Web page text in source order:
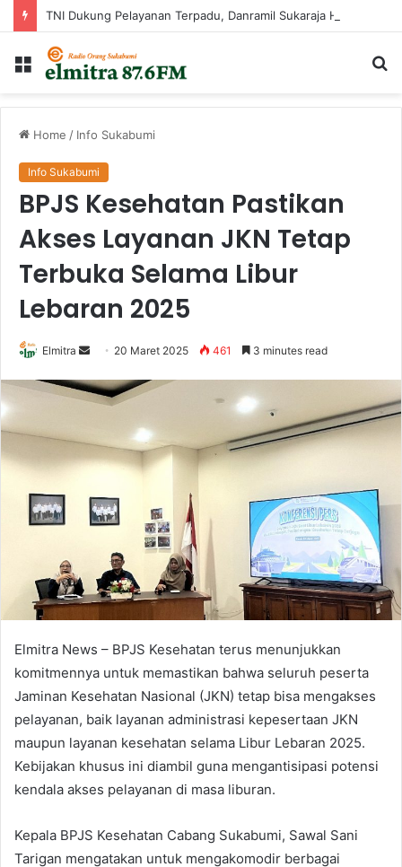
Menu
Home / Info Sukabumi
Info Sukabumi
BPJS Kesehatan Pastikan
Akses Layanan JKN Tetap
Terbuka Selama Libur
Lebaran 2025
Elmitra
Send
email
20 Maret 2025 461 3 minutes read
Elmitra News – BPJS Kesehatan terus menunjukkan
komitmennya untuk memastikan bahwa seluruh peserta
Jaminan Kesehatan Nasional (JKN) tetap bisa mengakses
pelayanan, baik layanan administrasi kepesertaan JKN
maupun layanan kesehatan selama Libur Lebaran 2025.
Kebijakan khusus ini diambil guna mengantisipasi potensi
kendala akses pelayanan di masa liburan.
Kepala BPJS Kesehatan Cabang Sukabumi, Sawal Sani
Tarigan mengatakan untuk mengakomodir berbagai